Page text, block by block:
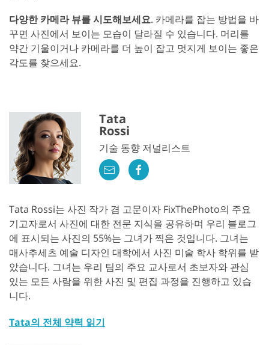
다양한 카메라 뷰를 시도해보세요. 카메라를 잡는 방법을 바
꾸면 사진에서 보이는 모습이 달라질 수 있습니다. 머리를
약간 기울이거나 카메라를 더 높이 잡고 멋지게 보이는 좋은
각도를 찾으세요.
Tata
Rossi
기술 동향 저널리스트
Tata Rossi는 사진 작가 겸 고문이자 FixThePhoto의 주요
기고자로서 사진에 대한 전문 지식을 공유하며 우리 블로그
에 표시되는 사진의 55%는 그녀가 찍은 것입니다. 그녀는
매사추세츠 예술 디자인 대학에서 사진 미술 학사 학위를 받
았습니다. 그녀는 우리 팀의 주요 교사로서 초보자와 관심
있는 모든 사람을 위한 사진 및 편집 과정을 진행하고 있습
니다.
Tata의 전체 약력 읽기